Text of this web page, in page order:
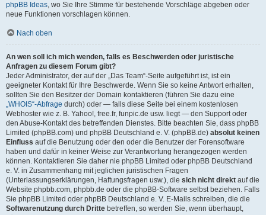
phpBB Ideas, wo Sie Ihre Stimme für bestehende Vorschläge abgeben oder
neue Funktionen vorschlagen können.
Nach oben
An wen soll ich mich wenden, falls es Beschwerden oder juristische
Anfragen zu diesem Forum gibt?
Jeder Administrator, der auf der „Das Team“-Seite aufgeführt ist, ist ein
geeigneter Kontakt für Ihre Beschwerde. Wenn Sie so keine Antwort erhalten,
sollten Sie den Besitzer der Domain kontaktieren (führen Sie dazu eine
„WHOIS“-Abfrage durch) oder — falls diese Seite bei einem kostenlosen
Webhoster wie z. B. Yahoo!, free.fr, funpic.de usw. liegt — den Support oder
den Abuse-Kontakt des betreffenden Dienstes. Bitte beachten Sie, dass phpBB
Limited (phpBB.com) und phpBB Deutschland e. V. (phpBB.de) absolut keinen
Einfluss auf die Benutzung oder den oder die Benutzer der Forensoftware
haben und dafür in keiner Weise zur Verantwortung herangezogen werden
können. Kontaktieren Sie daher nie phpBB Limited oder phpBB Deutschland
e. V. in Zusammenhang mit jeglichen juristischen Fragen
(Unterlassungserklärungen, Haftungsfragen usw.), die sich nicht direkt auf die
Website phpbb.com, phpbb.de oder die phpBB-Software selbst beziehen. Falls
Sie phpBB Limited oder phpBB Deutschland e. V. E-Mails schreiben, die die
Softwarenutzung durch Dritte betreffen, so werden Sie, wenn überhaupt,